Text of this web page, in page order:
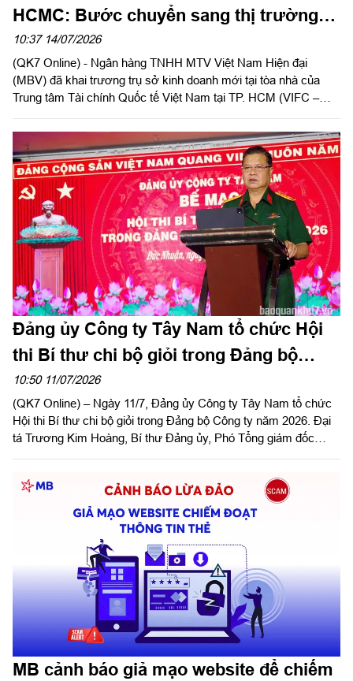
HCMC: Bước chuyển sang thị trường
phía Nam của Ngân hàng MBV
10:37 14/07/2026
(QK7 Online) - Ngân hàng TNHH MTV Việt Nam Hiện đại
(MBV) đã khai trương trụ sở kinh doanh mới tại tòa nhà của
Trung tâm Tài chính Quốc tế Việt Nam tại TP. HCM (VIFC –
chính thức từ MBV khi hiện diện tại đại lộ Nguyễn Huệ, mở đầu
cho bước đồng hành cùng hạ tầng tài chính mới của Thành
phố. Đây cũng là công trình ý nghĩa chào mừng kỷ niệm 50
năm Thành phố vinh dự mang tên Chủ tịch Hồ Chí Minh và
hướng tới cột mốc 30 năm Ngân hàng Thương mại cổ phần
Quân đội (MB) có mặt tại khu vực phía Nam.
Đảng ủy Công ty Tây Nam tổ chức Hội
thi Bí thư chi bộ giỏi trong Đảng bộ
Công ty năm 2026
10:50 11/07/2026
(QK7 Online) – Ngày 11/7, Đảng ủy Công ty Tây Nam tổ chức
Hội thi Bí thư chi bộ giỏi trong Đảng bộ Công ty năm 2026. Đại
tá Trương Kim Hoàng, Bí thư Đảng ủy, Phó Tổng giám đốc
MB cảnh báo giả mạo website để chiếm